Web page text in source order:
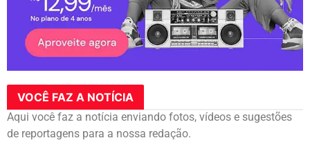
VOCÊ FAZ A NOTÍCIA
Aqui você faz a notícia enviando fotos, vídeos e sugestões
de reportagens para a nossa redação.